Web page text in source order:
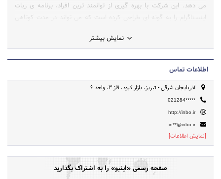
می دهد. این شرکت با بهره گیری از توانمند ترین افراد، برنامه ی ربات
فعالیت در حوزه ی ربات اینستاگرام، در حوزه ی خرید فالوور، خرید پیج به
پیج و بازگردانی پیج هک شده فعالیت می کند. همچنین ما آماده ایم تا در
را نیز روز به روز افزایش دهیم. برای کسب اطلاعات بیشتر می توانید به
سایت inbo.ir مراجعه نمایید.
نمایش بیشتر
اطلاعات تماس
آذربایجان شرقی - تبریز، بازار کبود، فاز 3، واحد 6
021284*****
http://inbo.ir
in**@inbo.ir
[نمایش اطلاعات]
صفحه رسمی «اینبو» را به اشتراک بگذارید